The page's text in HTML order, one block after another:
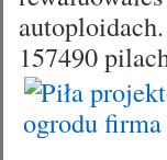
157490